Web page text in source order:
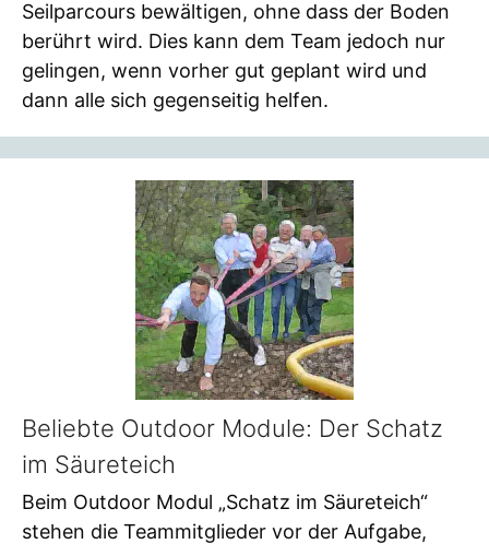
Seilparcours bewältigen, ohne dass der Boden
berührt wird. Dies kann dem Team jedoch nur
gelingen, wenn vorher gut geplant wird und
dann alle sich gegenseitig helfen.
Beliebte Outdoor Module: Der Schatz
im Säureteich
Beim Outdoor Modul „Schatz im Säureteich“
stehen die Teammitglieder vor der Aufgabe,